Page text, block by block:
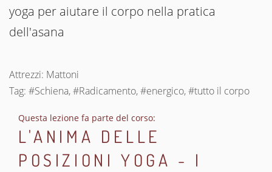
yoga per aiutare il corpo nella pratica
dell'asana
Attrezzi: Mattoni
Tag: #Schiena, #Radicamento, #energico, #tutto il corpo
Questa lezione fa parte del corso:
L'ANIMA DELLE
POSIZIONI YOGA - I